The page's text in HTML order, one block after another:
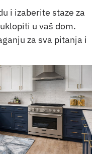
i izaberite staze za
u vaš dom.
za sva pitanja i